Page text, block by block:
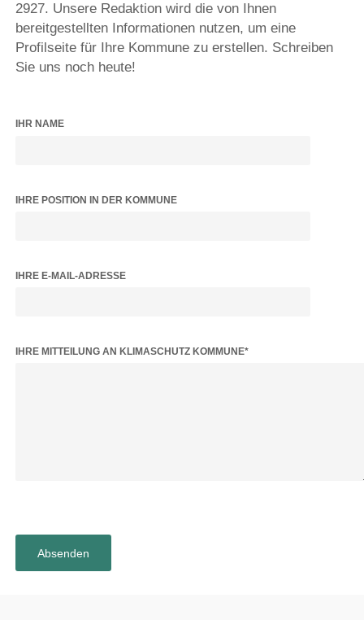
2927. Unsere Redaktion wird die von Ihnen
bereitgestellten Informationen nutzen, um eine
Profilseite für Ihre Kommune zu erstellen. Schreiben
Sie uns noch heute!
IHR NAME
IHRE POSITION IN DER KOMMUNE
IHRE E-MAIL-ADRESSE
BITTE LASSE DIESES FELD LEER.
IHRE MITTEILUNG AN KLIMASCHUTZ KOMMUNE*